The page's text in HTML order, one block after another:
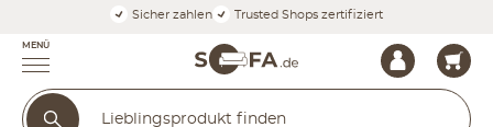
Sicher zahlen Trusted Shops zertifiziert
MENÜ